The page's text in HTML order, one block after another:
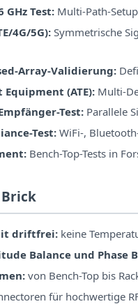
GHz Test: Multi-Path-
4G/5G): Symmetrische
Array-Validierung:
(ATE): Multi-
Test: Parallele
Test: WiFi-,
Bench-Top-Tests in
driftfrei: keine
Balance und Phase
von Bench-Top bis
für hochwertige